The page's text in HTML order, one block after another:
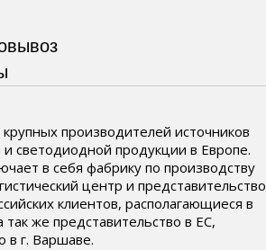
производителей источников
и светодиодной продукции в Европе.
в себя фабрику по производству
центр и представительство
клиентов, располагающиеся в
так же представительство в ЕС,
в г. Варшаве.